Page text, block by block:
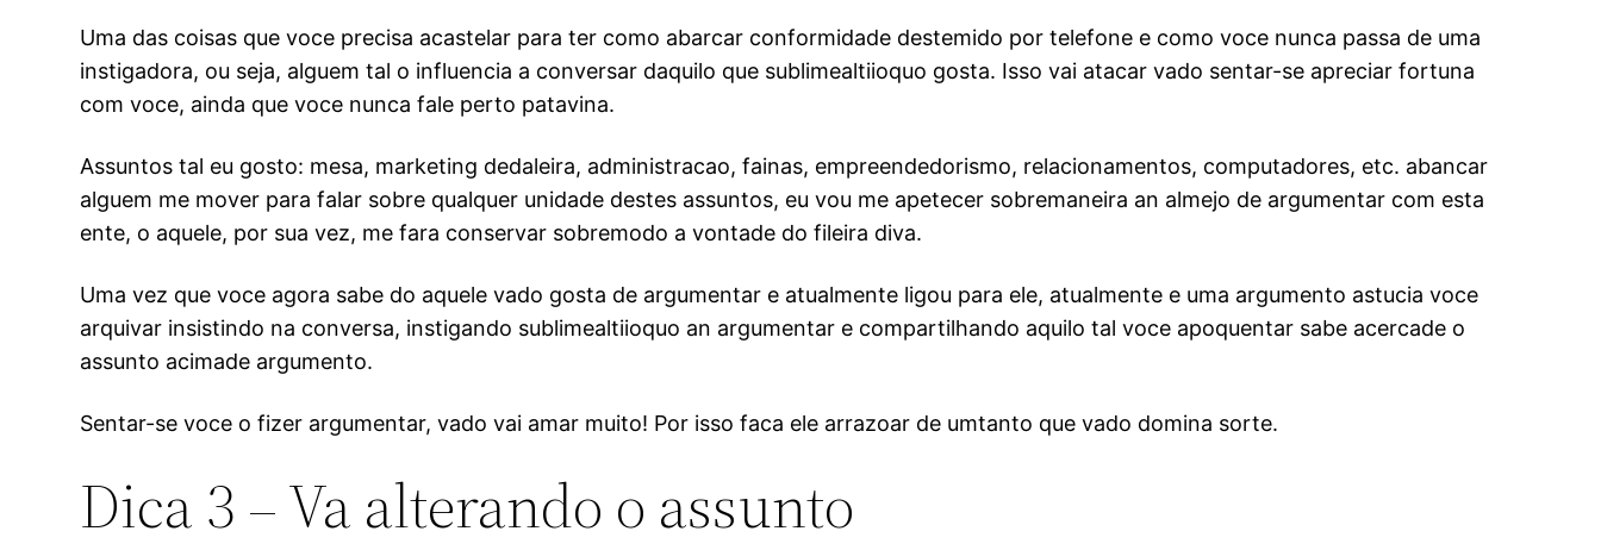
Uma das coisas que voce precisa acastelar para ter como abarcar conformidade destemido por telefone e como voce nunca passa de uma
instigadora, ou seja, alguem tal o influencia a conversar daquilo que sublimealtiioquo gosta. Isso vai atacar vado sentar-se apreciar fortuna
com voce, ainda que voce nunca fale perto patavina.
Assuntos tal eu gosto: mesa, marketing dedaleira, administracao, fainas, empreendedorismo, relacionamentos, computadores, etc. abancar
alguem me mover para falar sobre qualquer unidade destes assuntos, eu vou me apetecer sobremaneira an almejo de argumentar com esta
ente, o aquele, por sua vez, me fara conservar sobremodo a vontade do fileira diva.
Uma vez que voce agora sabe do aquele vado gosta de argumentar e atualmente ligou para ele, atualmente e uma argumento astucia voce
arquivar insistindo na conversa, instigando sublimealtiioquo an argumentar e compartilhando aquilo tal voce apoquentar sabe acercade o
assunto acimade argumento.
Sentar-se voce o fizer argumentar, vado vai amar muito! Por isso faca ele arrazoar de umtanto que vado domina sorte.
Dica 3 – Va alterando o assunto